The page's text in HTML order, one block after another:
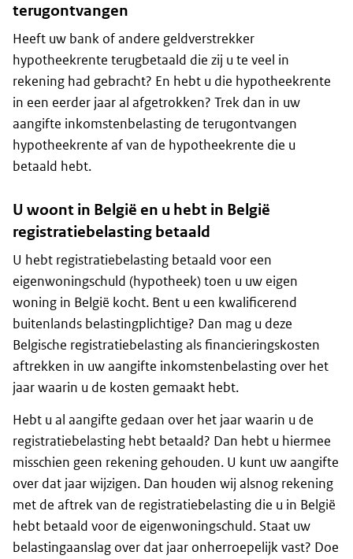
terugontvangen
Heeft uw bank of andere geldverstrekker
hypotheekrente terugbetaald die zij u te veel in
rekening had gebracht? En hebt u die hypotheekrente
in een eerder jaar al afgetrokken? Trek dan in uw
aangifte inkomstenbelasting de terugontvangen
hypotheekrente af van de hypotheekrente die u
betaald hebt.
U woont in België en u hebt in België
registratiebelasting betaald
U hebt registratiebelasting betaald voor een
eigenwoningschuld (hypotheek) toen u uw eigen
woning in België kocht. Bent u een kwalificerend
buitenlands belastingplichtige? Dan mag u deze
Belgische registratiebelasting als financieringskosten
aftrekken in uw aangifte inkomstenbelasting over het
jaar waarin u de kosten gemaakt hebt.
Hebt u al aangifte gedaan over het jaar waarin u de
registratiebelasting hebt betaald? Dan hebt u hiermee
misschien geen rekening gehouden. U kunt uw aangifte
over dat jaar wijzigen. Dan houden wij alsnog rekening
met de aftrek van de registratiebelasting die u in België
hebt betaald voor de eigenwoningschuld. Staat uw
belastingaanslag over dat jaar onherroepelijk vast? Doe